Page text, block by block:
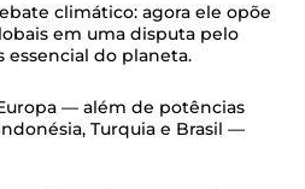
climático: agora ele opõe
em uma disputa pelo
do planeta.
— além de potências
Turquia e Brasil —